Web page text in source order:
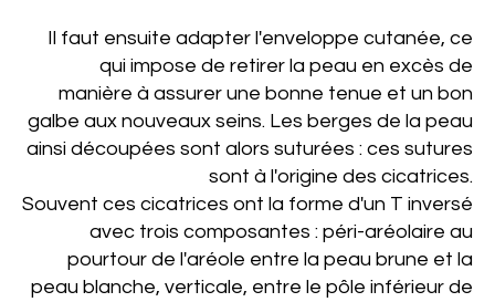
Il faut ensuite adapter l'enveloppe cutanée, ce
qui impose de retirer la peau en excès de
manière à assurer une bonne tenue et un bon
galbe aux nouveaux seins. Les berges de la peau
ainsi découpées sont alors suturées : ces sutures
sont à l'origine des cicatrices.
Souvent ces cicatrices ont la forme d'un T inversé
avec trois composantes : péri-aréolaire au
pourtour de l'aréole entre la peau brune et la
peau blanche, verticale, entre le pôle inférieur de